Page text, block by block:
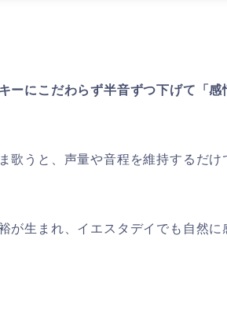
ーにこだわらず半音ずつ下げて「
歌うと、声量や音程を維持するだけ
が生まれ、イエスタデイでも自然に